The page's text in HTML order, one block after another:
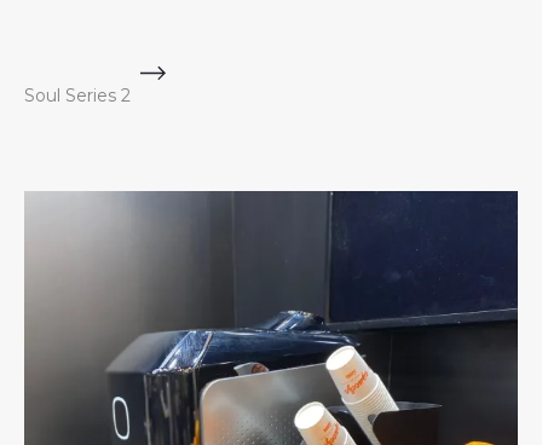
Soul Series 2